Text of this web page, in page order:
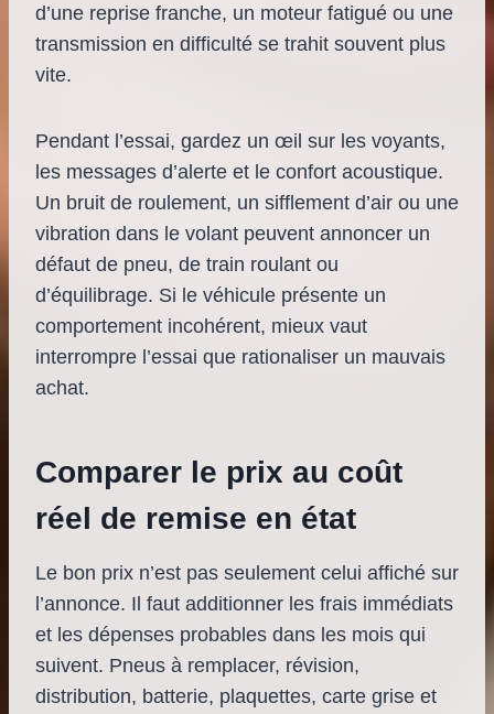
d’une reprise franche, un moteur fatigué ou une
transmission en difficulté se trahit souvent plus
vite.
Pendant l’essai, gardez un œil sur les voyants,
les messages d’alerte et le confort acoustique.
Un bruit de roulement, un sifflement d’air ou une
vibration dans le volant peuvent annoncer un
défaut de pneu, de train roulant ou
d’équilibrage. Si le véhicule présente un
comportement incohérent, mieux vaut
interrompre l’essai que rationaliser un mauvais
achat.
Comparer le prix au coût
réel de remise en état
Le bon prix n’est pas seulement celui affiché sur
l’annonce. Il faut additionner les frais immédiats
et les dépenses probables dans les mois qui
suivent. Pneus à remplacer, révision,
distribution, batterie, plaquettes, carte grise et